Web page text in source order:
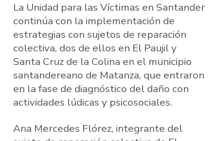
La Unidad para las Víctimas en Santander
continúa con la implementación de
estrategias con sujetos de reparación
colectiva, dos de ellos en El Paujil y
Santa Cruz de la Colina en el municipio
santandereano de Matanza, que entraron
en la fase de diagnóstico del daño con
actividades lúdicas y psicosociales.
Ana Mercedes Flórez, integrante del